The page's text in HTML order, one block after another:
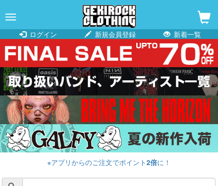
navigation
ログイン
新規会員登録 新着一覧
※アプリからのご注文でポイント2倍に！